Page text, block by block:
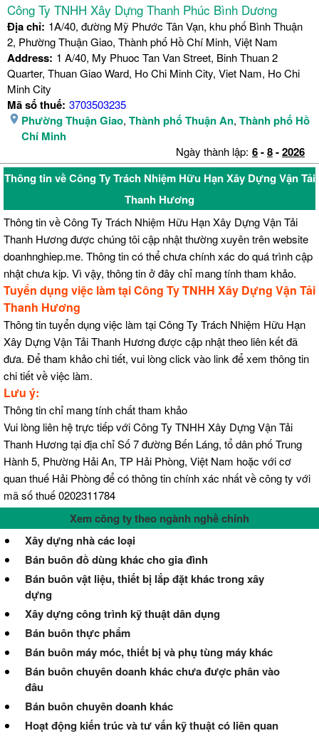
Công Ty TNHH Xây Dựng Thanh Phúc Bình Dương
Địa chỉ: 1A/40, đường Mỹ Phước Tân Vạn, khu phố Bình Thuận
2, Phường Thuận Giao, Thành phố Hồ Chí Minh, Việt Nam
Address: 1 A/40, My Phuoc Tan Van Street, Binh Thuan 2
Quarter, Thuan Giao Ward, Ho Chi Minh City, Viet Nam, Ho Chi
Minh City
Mã số thuế: 3703503235
Phường Thuận Giao, Thành phố Thuận An, Thành phố Hồ
Chí Minh
Ngày thành lập: 6-8-2026
Thông tin về Công Ty Trách Nhiệm Hữu Hạn Xây Dựng Vận Tải
Thanh Hương
Thông tin về Công Ty Trách Nhiệm Hữu Hạn Xây Dựng Vận Tải
Thanh Hương được chúng tôi cập nhật thường xuyên trên website
doanhnghiep.me. Thông tin có thể chưa chính xác do quá trình cập
nhật chưa kịp. Vì vậy, thông tin ở đây chỉ mang tính tham khảo.
Tuyển dụng việc làm tại Công Ty TNHH Xây Dựng Vận Tải
Thanh Hương
Thông tin tuyển dụng việc làm tại Công Ty Trách Nhiệm Hữu Hạn
Xây Dựng Vận Tải Thanh Hương được cập nhật theo liên kết đã
đưa. Để tham khảo chi tiết, vui lòng click vào link để xem thông tin
chi tiết về việc làm.
Lưu ý:
Thông tin chỉ mang tính chất tham khảo
Vui lòng liên hệ trực tiếp với Công Ty TNHH Xây Dựng Vận Tải
Thanh Hương tại địa chỉ Số 7 đường Bến Láng, tổ dân phố Trung
Hành 5, Phường Hải An, TP Hải Phòng, Việt Nam hoặc với cơ
quan thuế Hải Phòng để có thông tin chính xác nhất về công ty với
mã số thuế 0202311784
Xem công ty theo ngành nghề chính
Xây dựng nhà các loại
Bán buôn đồ dùng khác cho gia đình
Bán buôn vật liệu, thiết bị lắp đặt khác trong xây
dựng
Xây dựng công trình kỹ thuật dân dụng
Bán buôn thực phẩm
Bán buôn máy móc, thiết bị và phụ tùng máy khác
Bán buôn chuyên doanh khác chưa được phân vào
đâu
Bán buôn chuyên doanh khác
Hoạt động kiến trúc và tư vấn kỹ thuật có liên quan